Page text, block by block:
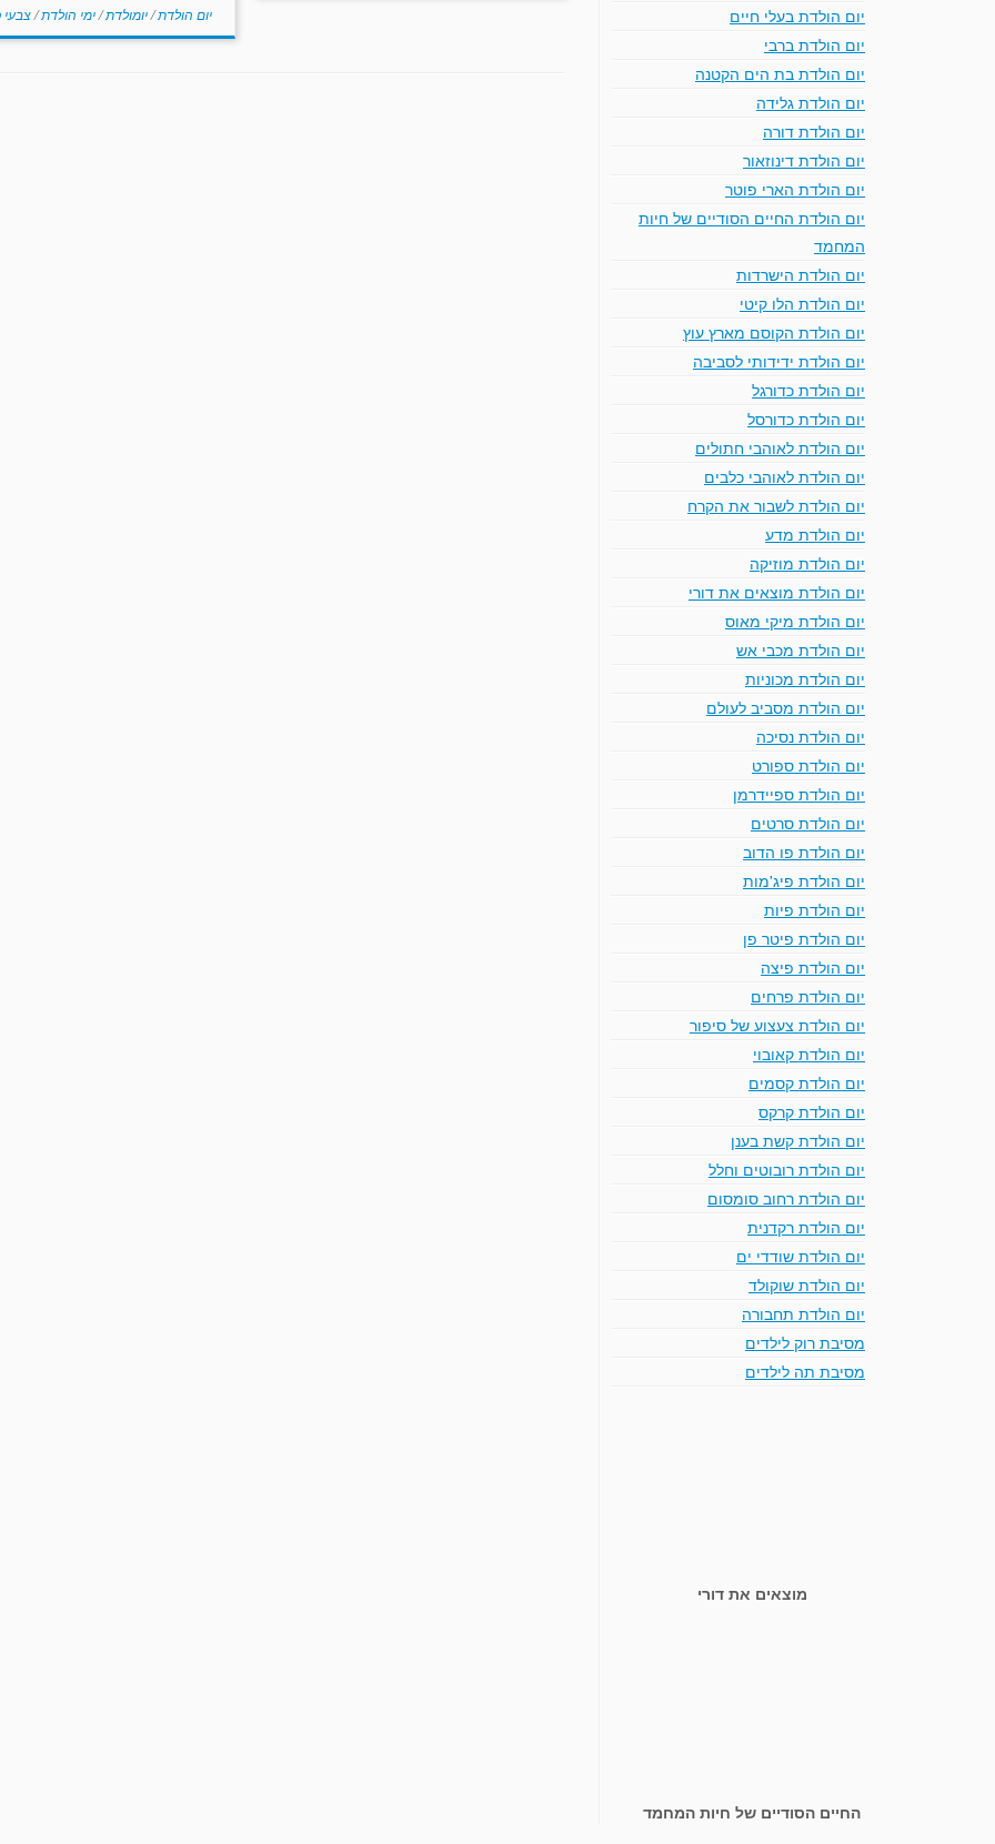
יום הולדת בעלי חיים
יום הולדת ברבי
יום הולדת בת הים הקטנה
יום הולדת גלידה
יום הולדת דורה
יום הולדת דינוזאור
יום הולדת הארי פוטר
יום הולדת החיים הסודיים של חיות
המחמד
יום הולדת הישרדות
יום הולדת הלו קיטי
יום הולדת הקוסם מארץ עוץ
יום הולדת ידידותי לסביבה
יום הולדת כדורגל
יום הולדת כדורסל
יום הולדת לאוהבי חתולים
יום הולדת לאוהבי כלבים
יום הולדת לשבור את הקרח
יום הולדת מדע
יום הולדת מוזיקה
יום הולדת מוצאים את דורי
יום הולדת מיקי מאוס
יום הולדת מכבי אש
יום הולדת מכוניות
יום הולדת מסביב לעולם
יום הולדת נסיכה
יום הולדת ספורט
יום הולדת ספיידרמן
יום הולדת סרטים
יום הולדת פו הדוב
יום הולדת פיג'מות
יום הולדת פיות
יום הולדת פיטר פן
יום הולדת פיצה
יום הולדת פרחים
יום הולדת צעצוע של סיפור
יום הולדת קאובוי
יום הולדת קסמים
יום הולדת קרקס
יום הולדת קשת בענן
יום הולדת רובוטים וחלל
יום הולדת רחוב סומסום
יום הולדת רקדנית
יום הולדת שודדי ים
יום הולדת שוקולד
יום הולדת תחבורה
מסיבת רוק לילדים
מסיבת תה לילדים
מוצאים את דורי
החיים הסודיים של חיות המחמד
יום הולדת/יומולדת/ימי הולדת/צבעי